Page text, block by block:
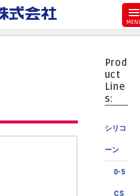
Prod
uct
Line
s:
シリコ
ーン
0-5
CS